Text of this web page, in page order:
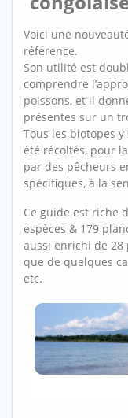
Voici une
référence.
Son utilité est
comprendre
poissons, et il
présentes sur un
Tous les biotopes
été récoltés, pour
par des pêcheurs
spécifiques, à la
Ce guide est riche
espèces & 179
aussi enrichi de 28
que de quelques
etc.